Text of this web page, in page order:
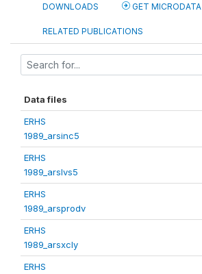
DOWNLOADS GET MICRODATA
RELATED PUBLICATIONS
Data files
ERHS
1989_arsinc5
ERHS
1989_arslvs5
ERHS
1989_arsprodv
ERHS
1989_arsxcly
ERHS